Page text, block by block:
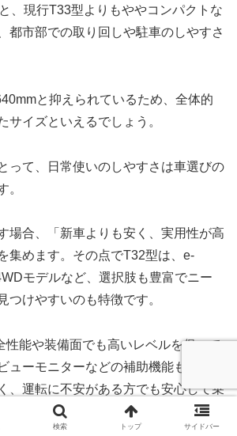
、現行T33型よりもややコンパクトな
都市部での取り回しや駐車のしやすさ
と抑えられているため、全体的
サイズといえるでしょう。
って、日常使いのしやすさは車選びの
。
場合、「新車よりも安く、実用性が高
集めます。その点でT32型は、e-
モデルなど、選択肢も豊富でニー
つけやすいのも特徴です。
性能や装備面でも高いレベルを保って
ューモニターなどの補助機能も装備さ
、運転に不安がある方でも安心して乗
検索 トップ サイドバー